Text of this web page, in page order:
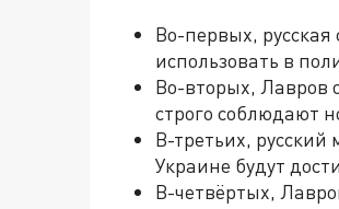
Во-первых,
использовать в
Во-вторых, Лавров
строго соблюдают
В-третьих,
Украине будут
В-четвёртых,